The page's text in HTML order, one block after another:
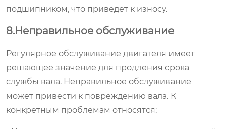
подшипником, что приведет к износу.
8.Неправильное обслуживание
Регулярное обслуживание двигателя имеет
решающее значение для продления срока
службы вала. Неправильное обслуживание
может привести к повреждению вала. К
конкретным проблемам относятся: